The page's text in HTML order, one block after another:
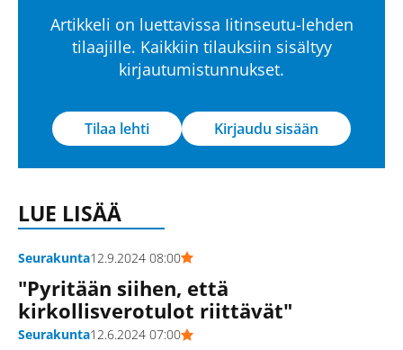
Artikkeli on luettavissa Iitinseutu-lehden
tilaajille. Kaikkiin tilauksiin sisältyy
kirjautumistunnukset.
Tilaa lehti Kirjaudu sisään
LUE LISÄÄ
Seurakunta12.9.2024 08:00
"Pyritään siihen, että
kirkollisverotulot riittävät"
Seurakunta12.6.2024 07:00